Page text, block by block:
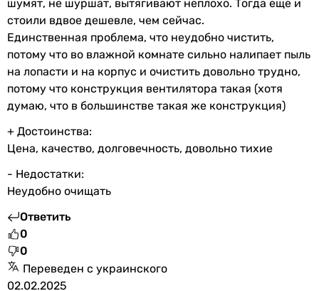
шумят, не шуршат, вытягивают неплохо. Тогда еще и
стоили вдвое дешевле, чем сейчас.
Единственная проблема, что неудобно чистить,
потому что во влажной комнате сильно налипает пыль
на лопасти и на корпус и очистить довольно трудно,
потому что конструкция вентилятора такая (хотя
думаю, что в большинстве такая же конструкция)
+ Достоинства:
Цена, качество, долговечность, довольно тихие
- Недостатки:
Неудобно очищать
Ответить
0
0
Переведен с украинского
02.02.2025